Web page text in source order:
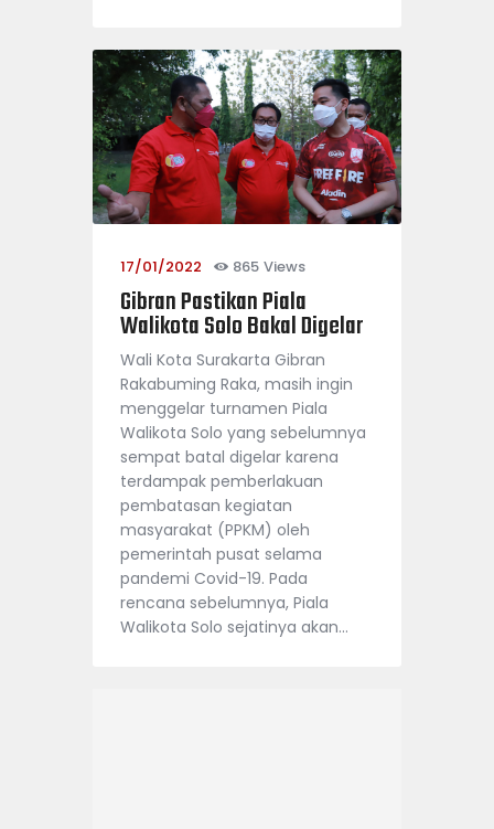
17/01/2022 865 Views
Gibran Pastikan Piala
Walikota Solo Bakal Digelar
Wali Kota Surakarta Gibran
Rakabuming Raka, masih ingin
menggelar turnamen Piala
Walikota Solo yang sebelumnya
sempat batal digelar karena
terdampak pemberlakuan
pembatasan kegiatan
masyarakat (PPKM) oleh
pemerintah pusat selama
pandemi Covid-19. Pada
rencana sebelumnya, Piala
Walikota Solo sejatinya akan…